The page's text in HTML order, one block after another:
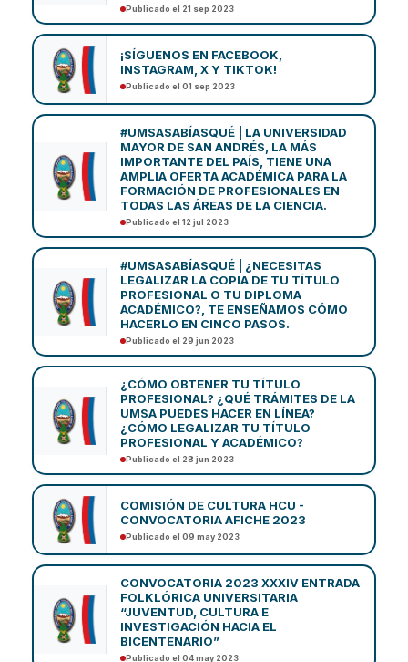
Publicado el 21 sep 2023
¡SÍGUENOS EN FACEBOOK,
INSTAGRAM, X Y TIKTOK!
Publicado el 01 sep 2023
#UMSASABÍASQUÉ | LA UNIVERSIDAD
MAYOR DE SAN ANDRÉS, LA MÁS
IMPORTANTE DEL PAÍS, TIENE UNA
AMPLIA OFERTA ACADÉMICA PARA LA
FORMACIÓN DE PROFESIONALES EN
TODAS LAS ÁREAS DE LA CIENCIA.
Publicado el 12 jul 2023
#UMSASABÍASQUÉ | ¿NECESITAS
LEGALIZAR LA COPIA DE TU TÍTULO
PROFESIONAL O TU DIPLOMA
ACADÉMICO?, TE ENSEÑAMOS CÓMO
HACERLO EN CINCO PASOS.
Publicado el 29 jun 2023
¿CÓMO OBTENER TU TÍTULO
PROFESIONAL? ¿QUÉ TRÁMITES DE LA
UMSA PUEDES HACER EN LÍNEA?
¿CÓMO LEGALIZAR TU TÍTULO
PROFESIONAL Y ACADÉMICO?
Publicado el 28 jun 2023
COMISIÓN DE CULTURA HCU -
CONVOCATORIA AFICHE 2023
Publicado el 09 may 2023
CONVOCATORIA 2023 XXXIV ENTRADA
FOLKLÓRICA UNIVERSITARIA
“JUVENTUD, CULTURA E
INVESTIGACIÓN HACIA EL
BICENTENARIO”
Publicado el 04 may 2023